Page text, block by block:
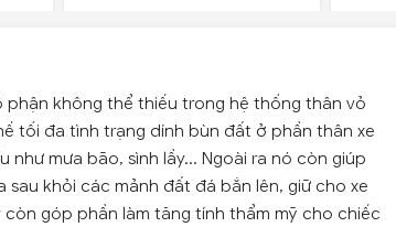
phận không thể thiếu trong hệ thống thân vỏ
tối đa tình trạng dính bùn đất ở phần thân xe
mưa bão, sình lầy... Ngoài ra nó còn giúp
khỏi các mảnh đất đá bắn lên, giữ cho xe
góp phần làm tăng tính thẩm mỹ cho chiếc